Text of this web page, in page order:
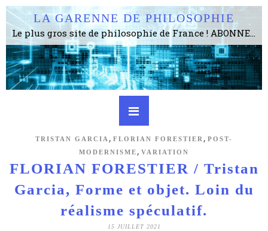
LA GARENNE DE PHILOSOPHIE
Le plus gros site de philosophie de France ! ABONNEZ-VOUS ! 4115 Articles, 1634 abonné·e·s, depuis 2006 . . . . . . . . 2 852 214 pages vues jusqu'à présent. Prestance et être apte à un plus grand nombre de choses.
TRISTAN GARCIA , FLORIAN FORESTIER , POST-
MODERNISME , VARIATION
FLORIAN FORESTIER / Tristan
Garcia, Forme et objet. Loin du
réalisme spéculatif.
15 JUILLET 2021